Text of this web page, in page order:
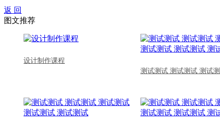
返 回
图文推荐
设计制作课程
测试测试 测试测试 测试